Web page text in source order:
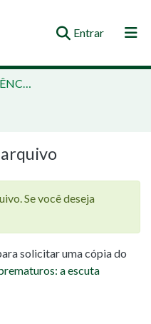
Entrar(current)
CCB - CENTRO DE CIÊNCIAS BIOLÓGICAS
Se você deseja
solicitar uma cópia do
a escuta